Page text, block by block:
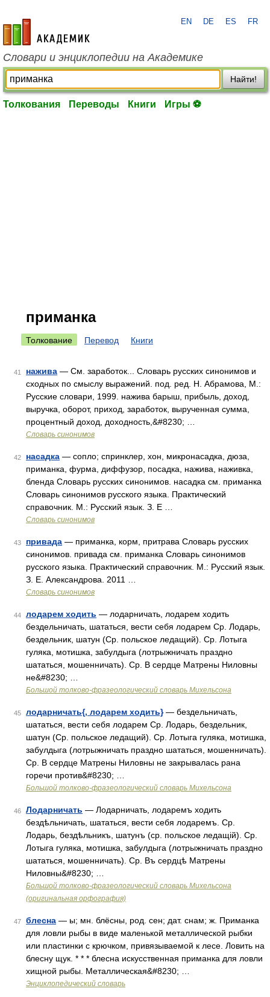
academic.ru
EN DE ES FR
Словари и энциклопедии на Академике
Найти!
Толкования Переводы Книги Игры ⚽
приманка
Толкование Перевод Книги
41 нажива — См. заработок... Словарь русских синонимов и
сходных по смыслу выражений. под. ред. Н. Абрамова, М.:
Русские словари, 1999. нажива барыш, прибыль, доход,
выручка, оборот, приход, заработок, вырученная сумма,
процентный доход, доходность,&#8230; …
Словарь синонимов
42 насадка — сопло; спринклер, хон, микронасадка, дюза,
приманка, фурма, диффузор, посадка, нажива, наживка,
бленда Словарь русских синонимов. насадка см. приманка
Словарь синонимов русского языка. Практический
справочник. М.: Русский язык. З. Е …
Словарь синонимов
43 привада — приманка, корм, притрава Словарь русских
синонимов. привада см. приманка Словарь синонимов
русского языка. Практический справочник. М.: Русский язык.
З. Е. Александрова. 2011 …
Словарь синонимов
44 лодарем ходить — лодарничать, лодарем ходить
бездельничать, шататься, вести себя лодарем Ср. Лодарь,
бездельник, шатун (Ср. польское ледащий). Ср. Лотыга
гуляка, мотишка, забулдыга (лотрыжничать праздно
шататься, мошенничать). Ср. В сердце Матрены Ниловны
не&#8230; …
Большой толково-фразеологический словарь Михельсона
45 лодарничать{, лодарем ходить}— бездельничать,
шататься, вести себя лодарем Ср. Лодарь, бездельник,
шатун (Ср. польское ледащий). Ср. Лотыга гуляка, мотишка,
забулдыга (лотрыжничать праздно шататься, мошенничать).
Ср. В сердце Матрены Ниловны не закрывалась рана
горечи против&#8230; …
Большой толково-фразеологический словарь Михельсона
46 Лодарничать — Лодарничать, лодаремъ ходить
бездѣльничать, шататься, вести себя лодаремъ. Ср.
Лодарь, бездѣльникъ, шатунъ (ср. польское ледащій). Ср.
Лотыга гуляка, мотишка, забулдыга (лотрыжничать праздно
шататься, мошенничать). Ср. Въ сердцѣ Матрены
Ниловны&#8230; …
Большой толково-фразеологический словарь Михельсона
(оригинальная орфография)
47 блесна — ы; мн. блёсны, род. сен; дат. снам; ж. Приманка
для ловли рыбы в виде маленькой металлической рыбки
или пластинки с крючком, привязываемой к лесе. Ловить на
блесну щук. * * * блесна искусственная приманка для ловли
хищной рыбы. Металлическая&#8230; …
Энциклопедический словарь